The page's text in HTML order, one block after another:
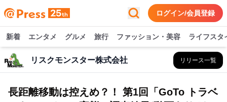
ログイン/会員登録
新着 エンタメ グルメ 旅行 ファッション・美容 ライフスタ
リスクモンスター株式会社 リリース一覧
長距離移動は控えめ？！ 第1回「GoTo トラベ